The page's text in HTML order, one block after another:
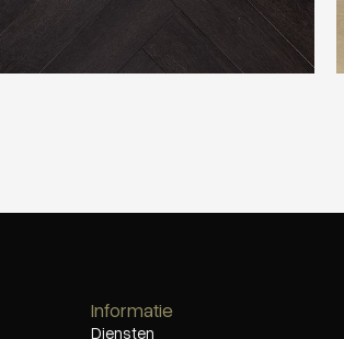
Informatie
Diensten